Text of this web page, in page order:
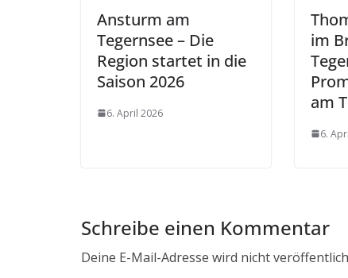
Ansturm am
Tegernsee – Die
Region startet in die
Saison 2026
6. April 2026
im
am
6.
Schreibe einen Kommentar
Deine E-Mail-Adresse wird nicht